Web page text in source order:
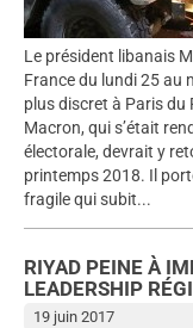
Le président libanais
France du lundi 25 au
plus discret à Paris du
Macron, qui s’était
électorale, devrait y
printemps 2018. Il
fragile qui subit...
RIYAD PEINE À
LEADERSHIP
19 juin 2017